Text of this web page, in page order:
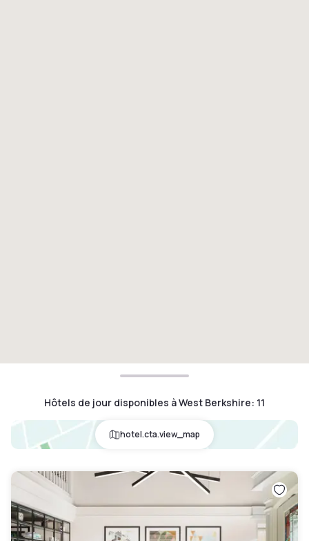
Hôtels de jour disponibles à West Berkshire: 11
hotel.cta.view_map